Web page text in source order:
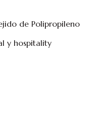
de Polipropileno
y hospitality